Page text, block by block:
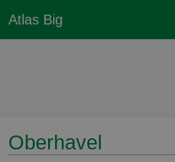
Atlas Big
Oberhavel